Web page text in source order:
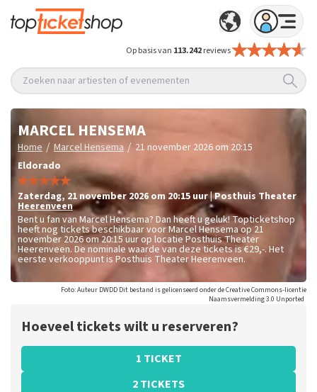
Op basis van 113.242reviews
Zoeken naar artiesten of evenementen
MARCEL HENSEMA
Home / Marcel Hensema / 21 november 2026 om 20:15
Eldorado
zaterdag, 21 november 2026 om 20:15 uur|Posthuis Theater
Heerenveen
Bent u fan van Marcel Hensema? Dan heeft u geluk! Topticketshop
heeft nog tickets beschikbaar voor Marcel Hensema op 21
november 2026 om 20:15 uur op locatie Posthuis Theater
Heerenveen. De nominale waarde van deze tickets is€29,-. Het
eerste verkooppunt is Posthuis Theater Heerenveen.
Foto: Auteur DWDD Dit bestand is gelicenseerd onder de Creative Commons-licentie
Naamsvermelding 3.0 Unported
Hoeveel tickets wilt u reserveren?
1 TICKET
2 TICKETS